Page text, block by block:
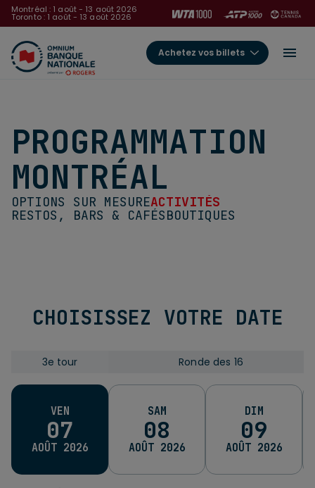
Montréal : 1 août - 13 août 2026
Toronto : 1 août - 13 août 2026
Achetez vos billets
PROGRAMMATION
MONTRÉAL
OPTIONS SUR MESUREACTIVITÉS
RESTOS, BARS & CAFÉSBOUTIQUES
CHOISISSEZ VOTRE DATE
3e tour Ronde des 16
VEN
07
AOÛT 2026
3e tour
SAM
08
AOÛT 2026
Ronde des 16
DIM
09
AOÛT 2026
Ronde des 16